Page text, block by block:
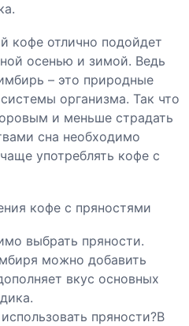
кофе отлично подойдет
осенью и зимой. Ведь
– это природные
организма. Так что
и меньше страдать
сна необходимо
употреблять кофе с
кофе с пряностями
выбрать пряности.
можно добавить
вкус основных
пряности?В